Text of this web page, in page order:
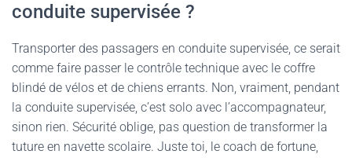
conduite supervisée ?
Transporter des passagers en conduite supervisée, ce serait
comme faire passer le contrôle technique avec le coffre
blindé de vélos et de chiens errants. Non, vraiment, pendant
la conduite supervisée, c’est solo avec l’accompagnateur,
sinon rien. Sécurité oblige, pas question de transformer la
tuture en navette scolaire. Juste toi, le coach de fortune,